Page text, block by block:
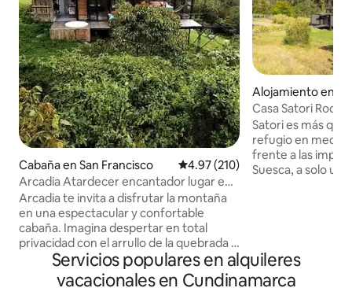
Cabaña en San Francisco Calificación promedio: 4.97 de
4.97 (210)
Arcadia Atardecer encantador lugar en
naturaleza
Arcadia te invita a disfrutar la montaña
en una espectacular y confortable
cabaña. Imagina despertar en total
privacidad con el arrullo de la quebrada y
el canto de las aves dentro de un bosque
que puedes caminar hacia la cascada
privada. Equipada con lo que necesitas
Alojamiento en
Casa Satori
Satori es más que
refugio en medio
frente a las
Suesca, a solo una
presente. La casa combina confort,
diseño y calidez,
íntimo y
Servicios populares en alquileres
vacacionales en Cundinamarca